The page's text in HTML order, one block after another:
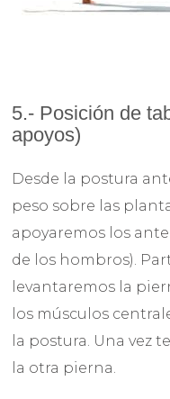
5.- Posición de
apoyos)
Desde la postura
peso sobre las
apoyaremos los
de los hombros).
levantaremos la
los músculos
la postura. Una vez
la otra pierna.